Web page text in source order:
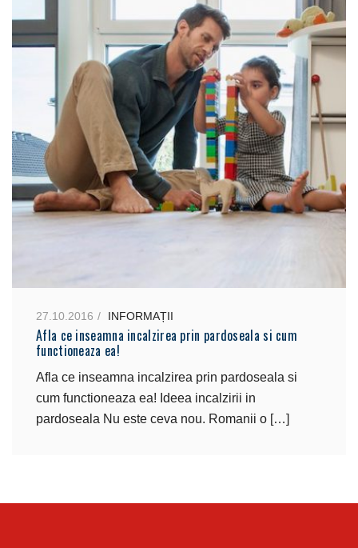
27.10.2016 INFORMAȚII
Afla ce inseamna incalzirea prin pardoseala si cum
functioneaza ea!
Afla ce inseamna incalzirea prin pardoseala si
cum functioneaza ea! Ideea incalzirii in
pardoseala Nu este ceva nou. Romanii o […]